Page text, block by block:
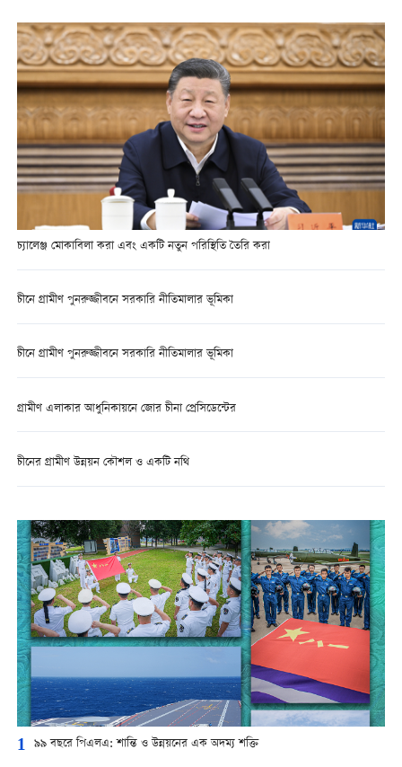
চ্যালেঞ্জ মোকাবিলা করা এবং একটি নতুন পরিস্থিতি তৈরি করা
চীনে গ্রামীণ পুনরুজ্জীবনে সরকারি নীতিমালার ভূমিকা
চীনে গ্রামীণ পুনরুজ্জীবনে সরকারি নীতিমালার ভূমিকা
গ্রামীণ এলাকার আধুনিকায়নে জোর চীনা প্রেসিডেন্টের
চীনের গ্রামীণ উন্নয়ন কৌশল ও একটি নথি
1 ৯৯ বছরে পিএলএ: শান্তি ও উন্নয়নের এক অদম্য শক্তি